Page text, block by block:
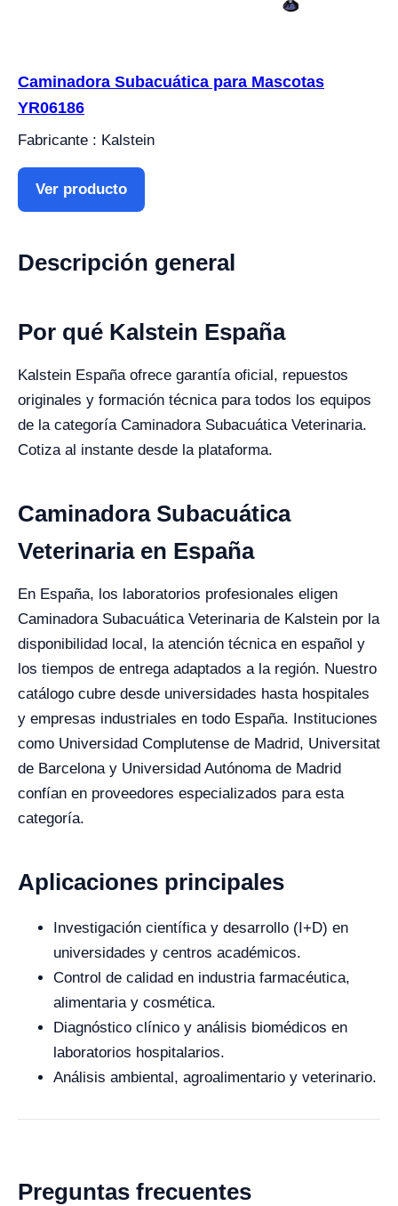
Caminadora Subacuática para Mascotas
YR06186
Fabricante : Kalstein
Ver producto
Descripción general
Por qué Kalstein España
Kalstein España ofrece garantía oficial, repuestos
originales y formación técnica para todos los equipos
de la categoría Caminadora Subacuática Veterinaria.
Cotiza al instante desde la plataforma.
Caminadora Subacuática
Veterinaria en España
En España, los laboratorios profesionales eligen
Caminadora Subacuática Veterinaria de Kalstein por la
disponibilidad local, la atención técnica en español y
los tiempos de entrega adaptados a la región. Nuestro
catálogo cubre desde universidades hasta hospitales
y empresas industriales en todo España. Instituciones
como Universidad Complutense de Madrid, Universitat
de Barcelona y Universidad Autónoma de Madrid
confían en proveedores especializados para esta
categoría.
Aplicaciones principales
Investigación científica y desarrollo (I+D) en
universidades y centros académicos.
Control de calidad en industria farmacéutica,
alimentaria y cosmética.
Diagnóstico clínico y análisis biomédicos en
laboratorios hospitalarios.
Análisis ambiental, agroalimentario y veterinario.
Preguntas frecuentes